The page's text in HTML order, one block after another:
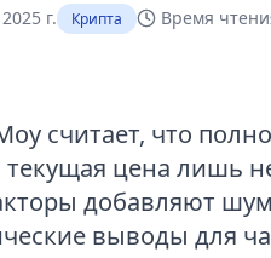
г. Крипта Время
считает, что
текущая цена лишь
добавляют
выводы для